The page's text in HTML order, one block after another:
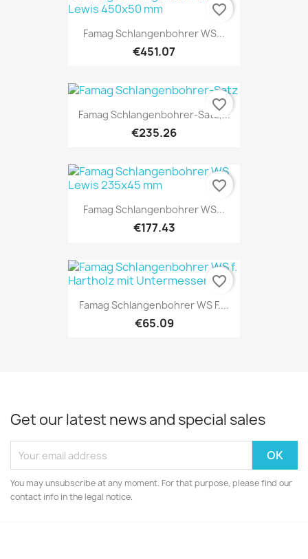
Famag Schlangenbohrer WS...
€451.07
favorite_border
Famag Schlangenbohrer-Satz,...
€235.26
favorite_border
Famag Schlangenbohrer WS...
€177.43
favorite_border
Famag Schlangenbohrer WS F....
€65.09
favorite_border
Get our latest news and special sales
You may unsubscribe at any moment. For that purpose, please find our
contact info in the legal notice.